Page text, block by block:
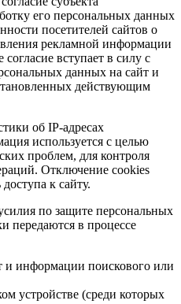
его персональных данных
посетителей сайтов о
рекламной информации
вступает в силу с
данных на сайт и
действующим
об IP-адресах
используется с целью
проблем, для контроля
Отключение cookies
к сайту.
по защите персональных
передаются в процессе
и информации поискового или
устройстве (среди которых